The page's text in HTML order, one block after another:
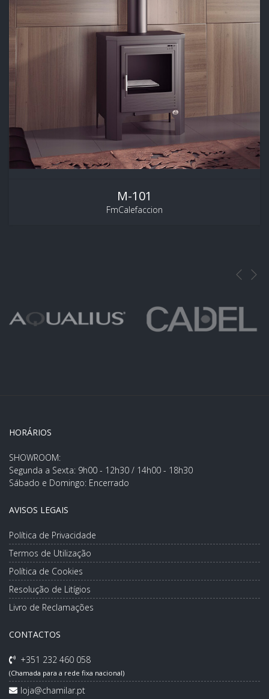
M-101
FmCalefaccion
HORÁRIOS
SHOWROOM:
Segunda a Sexta: 9h00 - 12h30 / 14h00 - 18h30
Sábado e Domingo: Encerrado
AVISOS LEGAIS
Política de Privacidade
Termos de Utilização
Política de Cookies
Resolução de Litígios
Livro de Reclamações
CONTACTOS
+351 232 460 058
(Chamada para a rede fixa nacional)
loja@chamilar.pt